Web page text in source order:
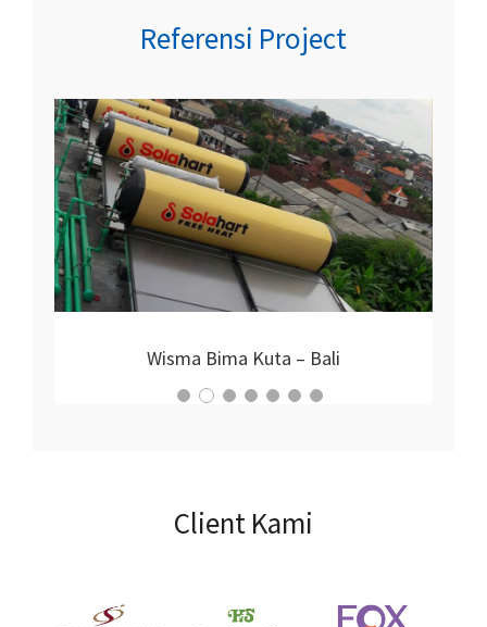
Referensi Project
Proyek Nirmala Hotel
Client Kami